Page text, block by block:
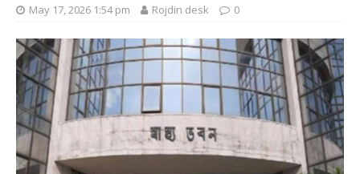
May 17, 2026 1:54 pm Rojdin desk 0